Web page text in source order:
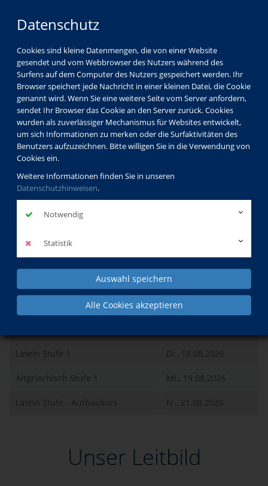
Datenschutz
Cookies sind kleine Datenmengen, die von einer Website
gesendet und vom Webbrowser des Nutzers während des
Surfens auf dem Computer des Nutzers gespeichert werden. Ihr
Browser speichert jede Nachricht in einer kleinen Datei, die Cookie
genannt wird. Wenn Sie eine weitere Seite vom Server anfordern,
sendet Ihr Browser das Cookie an den Server zurück. Cookies
wurden als zuverlässiger Mechanismus für Websites entwickelt,
um sich Informationen zu merken oder die Surfaktivitäten des
Benutzers aufzuzeichnen. Bitte willigen Sie in die Verwendung von
Cookies ein.
Weitere Informationen finden Sie in unseren
Datenschutzhinweisen.
Notwendig
Statistik
Auswahl speichern
Alle Cookies akzeptieren
Über uns Dozenten Michael Schmude
Dr. Michael
Schmude
Dozentenprofil
Kurse des Dozenten
Was? Wann?
Latein Stufe 1 Di., 18.08.2026
Altgriechisch Stufe 1 Mi., 19.08.2026
Latein Stufe - Aufbaukurs Fr., 21.08.2026
Unser Leitbild